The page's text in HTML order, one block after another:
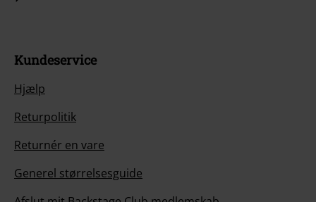
Kundeservice
Hjælp
Returpolitik
Returnér en vare
Generel størrelsesguide